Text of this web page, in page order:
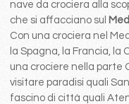
nave da crociera alla
che si affacciano sul
Con una crociera nel
la Spagna, la Francia, la
una crociere nella parte
visitare paradisi quali
fascino di città quali